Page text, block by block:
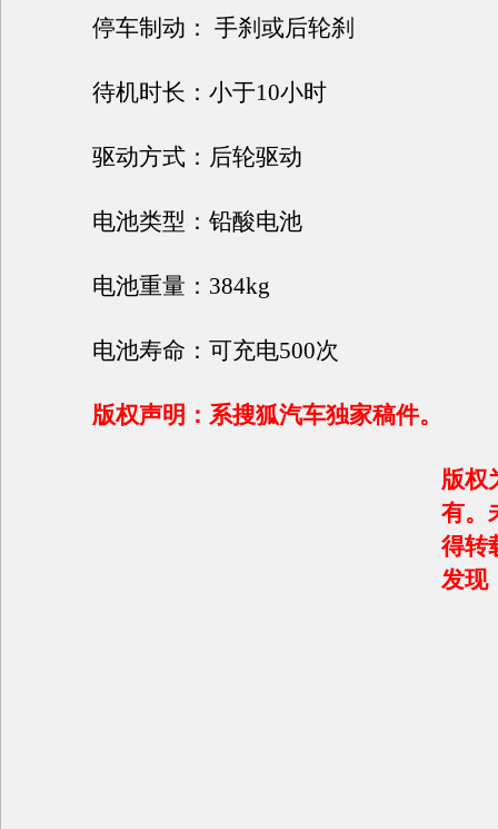
停车制动： 手刹或后轮刹
待机时长：小于10小时
驱动方式：后轮驱动
电池类型：铅酸电池
电池重量：384kg
电池寿命：可充电500次
版权声明：系搜狐汽车独家稿件。
版权
有。
得转
发现